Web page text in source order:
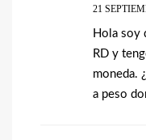
21
Hola soy
RD y
moneda.
a peso